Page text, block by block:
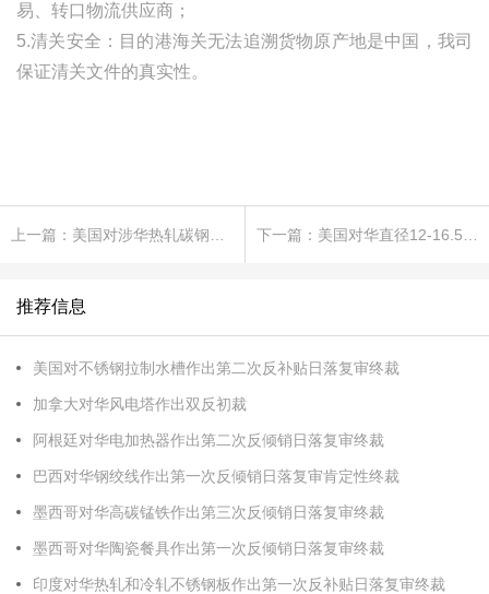
易、转口物流供应商；
5.清关安全：目的港海关无法追溯货物原产地是中国，我司
保证清关文件的真实性。
推荐信息
美国对不锈钢拉制水槽作出第二次反补贴日落复审终裁
加拿大对华风电塔作出双反初裁
阿根廷对华电加热器作出第二次反倾销日落复审终裁
巴西对华钢绞线作出第一次反倾销日落复审肯定性终裁
墨西哥对华高碳锰铁作出第三次反倾销日落复审终裁
墨西哥对华陶瓷餐具作出第一次反倾销日落复审终裁
印度对华热轧和冷轧不锈钢板作出第一次反补贴日落复审终裁